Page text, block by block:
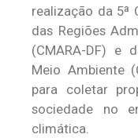
realização da 5ª
das Regiões
(CMARA-DF) e
Meio Ambiente
para coletar
sociedade no
climática.